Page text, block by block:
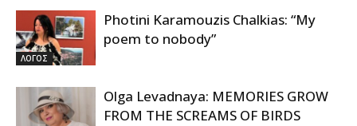
ΛΟΓΟΣ
Photini Karamouzis Chalkias: “My
poem to nobody”
Olga Levadnaya: MEMORIES GROW
FROM THE SCREAMS OF BIRDS